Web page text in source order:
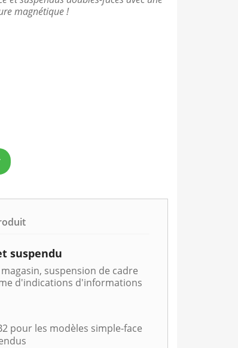
magnétique !
suspendu
suspension de cadre
d'indications d'informations
pour les modèles simple-face